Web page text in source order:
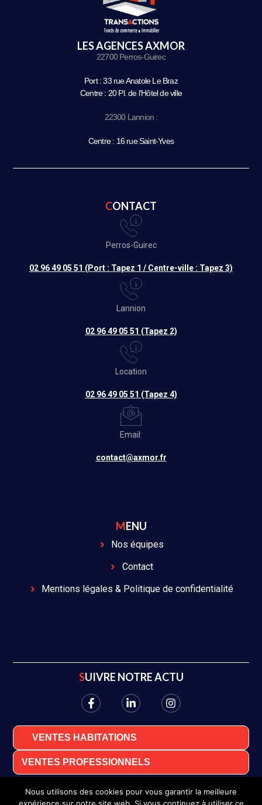
LES AGENCES AXMOR
22700 Perros-Guirec
Port : 33 rue Anatole Le Braz
Centre : 20 Pl. de l’Hôtel de ville
22300 Lannion :
Centre : 16 rue Saint-Yves
CONTACT
Perros-Guirec
02 96 49 05 51 (Port : Tapez 1 / Centre-ville : Tapez 3)
Lannion
02 96 49 05 51 (Tapez 2)
Location
02 96 49 05 51 (Tapez 4)
Email:
contact@axmor.fr
MENU
Nos équipes
Contact
Mentions légales & Politique de confidentialité
SUIVRE NOTRE ACTU
VENTES HABITATIONS
VENTES PROFESSIONNELS
Nous utilisons des cookies pour vous garantir la meilleure